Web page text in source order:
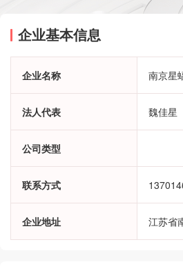
企业基本信息
企业名称 南京星
法人代表 魏佳星
公司类型
联系方式
企业地址 江苏省